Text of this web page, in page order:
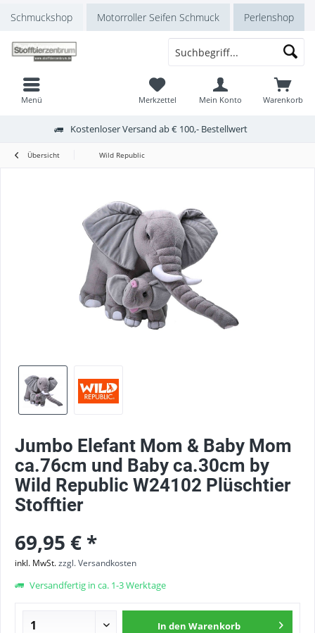
Schmuckshop Motorroller Seifen Schmuck Perlenshop
Kostenloser Versand ab € 100,- Bestellwert
Warenkorb
Merkzettel Mein Konto
Menü
Übersicht Wild Republic
Jumbo Elefant Mom & Baby Mom
ca.76cm und Baby ca.30cm by
Wild Republic W24102 Plüschtier
Stofftier
69,95 € *
inkl. MwSt.zzgl. Versandkosten
Versandfertig in ca. 1-3 Werktage
In den Warenkorb